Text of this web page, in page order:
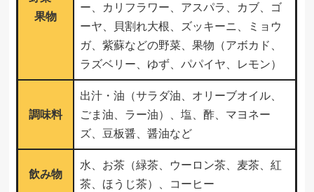
果物
ー、カリフラワー、アスパラ、カブ、ゴ
ーヤ、貝割れ大根、ズッキーニ、ミョウ
ガ、紫蘇などの野菜、果物（アボカド、
ラズベリー、ゆず、パパイヤ、レモン）
調味料
出汁・油（サラダ油、オリーブオイル、
ごま油、ラー油）、塩、酢、マヨネー
ズ、豆板醤、醤油など
飲み物
水、お茶（緑茶、ウーロン茶、麦茶、紅
茶、ほうじ茶）、コーヒー